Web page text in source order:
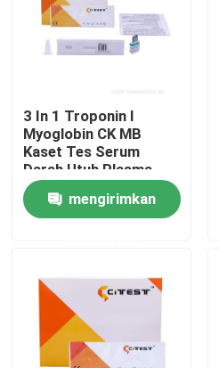
Tur Pabrik
Hubungi kami
Berita
Kit Tes Antibodi COVID 19
Alat Tes Kesehatan Wanita
3 In 1 Troponin I
Myoglobin CK MB
Kaset Tes Serum
Darah Utuh Plasma
mengirimkan